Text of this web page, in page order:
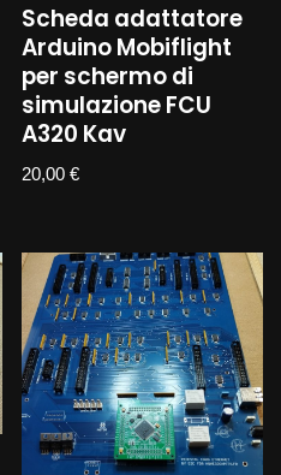
Scheda adattatore
Arduino Mobiflight
per schermo di
simulazione FCU
A320 Kav
20,00€